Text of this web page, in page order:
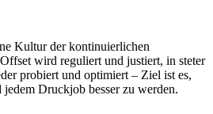
Kultur der kontinuierlichen
wird reguliert und justiert, in steter
probiert und optimiert – Ziel ist es,
Druckjob besser zu werden.